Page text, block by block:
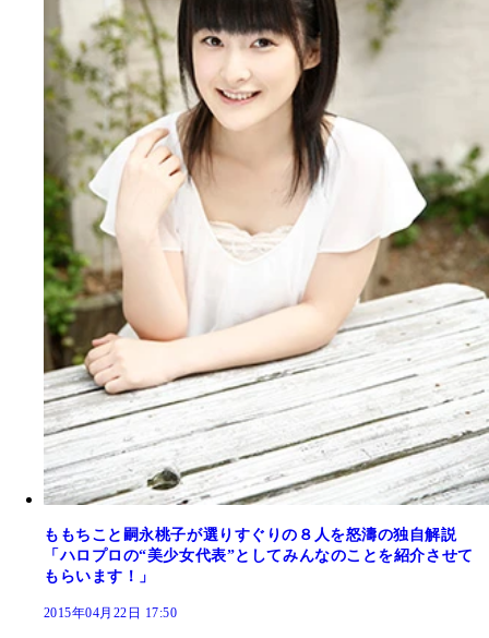
ももちこと嗣永桃子が選りすぐりの８人を怒濤の独自解説
「ハロプロの“美少女代表”としてみんなのことを紹介させて
もらいます！」
2015年04月22日 17:50